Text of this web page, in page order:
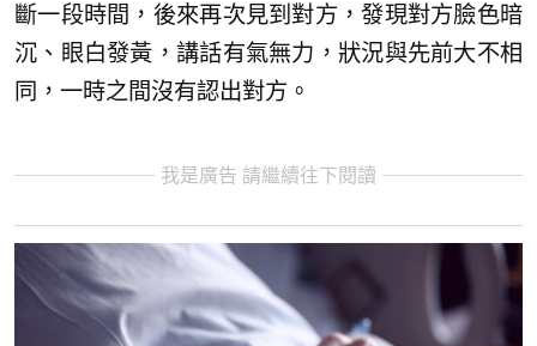
斷一段時間，後來再次見到對方，發現對方臉色暗
沉、眼白發黃，講話有氣無力，狀況與先前大不相
同，一時之間沒有認出對方。
我是廣告 請繼續往下閱讀